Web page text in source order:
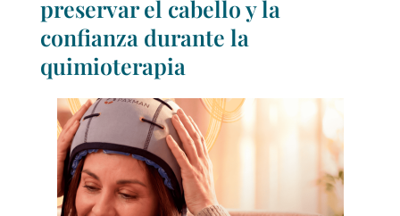
preservar el cabello y la
confianza durante la
quimioterapia